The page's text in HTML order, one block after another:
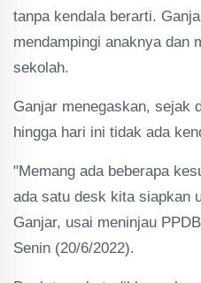
tanpa kendala berarti.
mendampingi anaknya dan
sekolah.
Ganjar menegaskan, sejak
hingga hari ini tidak ada
"Memang ada beberapa
ada satu desk kita siapkan
Ganjar, usai meninjau
Senin (20/6/2022).